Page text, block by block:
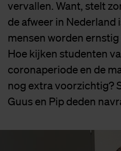
vervallen. Want, stelt
de afweer in Nederland
mensen worden
Hoe kijken studenten
coronaperiode en de
nog extra voorzichtig?
Guus en Pip deden